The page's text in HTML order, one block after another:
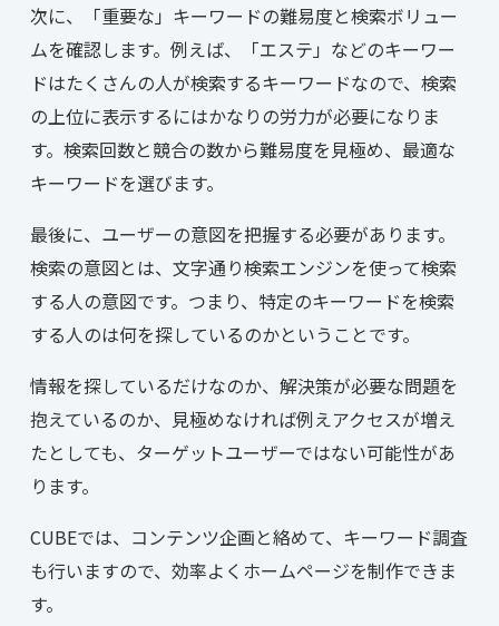
次に、「重要な」キーワードの難易度と検索ボリュー
ムを確認します。例えば、「エステ」などのキーワー
ドはたくさんの人が検索するキーワードなので、検索
の上位に表示するにはかなりの労力が必要になりま
す。検索回数と競合の数から難易度を見極め、最適な
キーワードを選びます。
最後に、ユーザーの意図を把握する必要があります。
検索の意図とは、文字通り検索エンジンを使って検索
する人の意図です。つまり、特定のキーワードを検索
する人のは何を探しているのかということです。
情報を探しているだけなのか、解決策が必要な問題を
抱えているのか、見極めなければ例えアクセスが増え
たとしても、ターゲットユーザーではない可能性があ
ります。
CUBEでは、コンテンツ企画と絡めて、キーワード調査
も行いますので、効率よくホームページを制作できま
す。